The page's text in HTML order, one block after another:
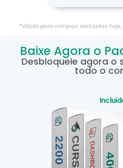
*Válido para compras realizadas hoje,
Baixe Agora o
Desbloqueie agora o
todo o